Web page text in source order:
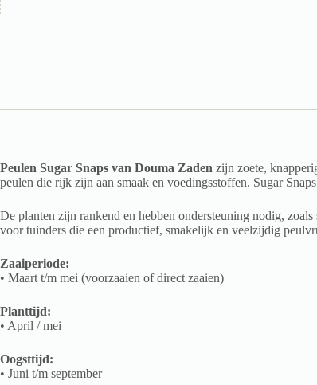
Peulen Sugar Snaps van Douma Zaden zijn zoete,
peulen die rijk zijn aan smaak en voedingsstoffen. Sugar
De planten zijn rankend en hebben ondersteuning nodig,
voor tuinders die een productief, smakelijk en veelzijdig
Zaaiperiode:
• Maart t/m mei (voorzaaien of direct zaaien)
Planttijd:
• April / mei
Oogsttijd:
• Juni t/m september